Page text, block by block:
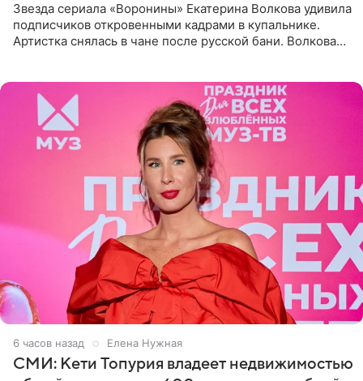
Звезда сериала «Воронины» Екатерина Волкова удивила
подписчиков откровенными кадрами в купальнике.
Артистка снялась в чане после русской бани. Волкова
6 часов назад Елена Нужная
СМИ: Кети Топурия владеет недвижимостью